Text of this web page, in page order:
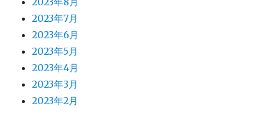
2023年7月
2023年6月
2023年5月
2023年4月
2023年3月
2023年2月